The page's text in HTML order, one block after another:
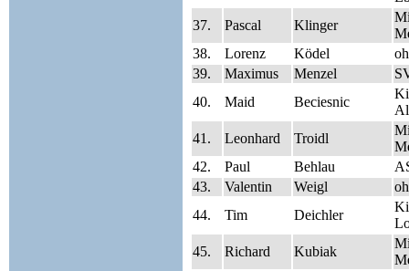
37.
Pascal Klinger
38.
Lorenz Ködel
39.
Maximus Menzel
40.
Maid Beciesnic
41.
Leonhard Troidl
42.
Paul Behlau
43.
Valentin Weigl
44.
Tim Deichler
45.
Richard Kubiak